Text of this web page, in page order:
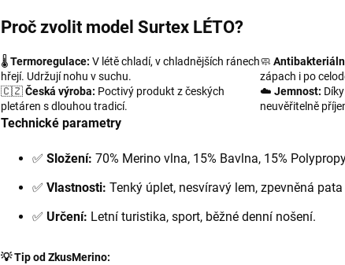
Proč zvolit model Surtex LÉTO?
🌡️Termoregulace: V létě chladí, v chladnějších ránech
hřejí. Udržují nohu v suchu.
🧼
zápach i po
🇨🇿Česká výroba: Poctivý produkt z českých
pletáren s dlouhou tradicí.
☁️ Jemnost:
neuvěřitelně
Technické parametry
✅ Složení: 70% Merino vlna, 15% Bavlna, 15%
✅ Vlastnosti: Tenký úplet, nesvíravý lem, zpevněná
✅ Určení: Letní turistika, sport, běžné denní nošení.
💡 Tip od ZkusMerino: